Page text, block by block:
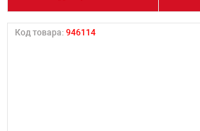
Код товара: 946114